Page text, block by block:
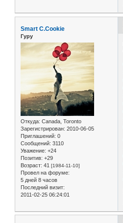
Smart C.Cookie
Гуру
Откуда: Canada, Toronto
Зарегистрирован: 2010-06-05
Приглашений: 0
Сообщений: 3110
Уважение: +24
Позитив: +29
Возраст: 41 [1984-11-10]
Провел на форуме:
5 дней 8 часов
Последний визит:
2011-02-25 06:24:01